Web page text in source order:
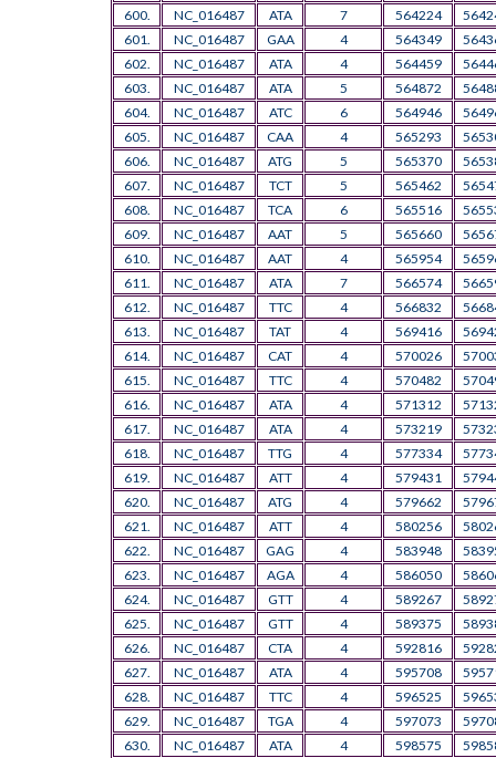
600.
NC_016487 ATA 7 564224
601.
NC_016487 GAA 4 564349
602.
NC_016487 ATA 4 564459
603.
NC_016487 ATA 5 564872
604.
NC_016487 ATC 6 564946
605.
NC_016487 CAA 4 565293
606.
NC_016487 ATG 5 565370
607.
NC_016487 TCT 5 565462
608.
NC_016487 TCA 6 565516
609.
NC_016487 AAT 5 565660
610.
NC_016487 AAT 4 565954
611.
NC_016487 ATA 7 566574
612.
NC_016487 TTC 4 566832
613.
NC_016487 TAT 4 569416
614.
NC_016487 CAT 4 570026
615.
NC_016487 TTC 4 570482
616.
NC_016487 ATA 4 571312
617.
NC_016487 ATA 4 573219
618.
NC_016487 TTG 4 577334
619.
NC_016487 ATT 4 579431
620.
NC_016487 ATG 4 579662
621.
NC_016487 ATT 4 580256
622.
NC_016487 GAG 4 583948
623.
NC_016487 AGA 4 586050
624.
NC_016487 GTT 4 589267
625.
NC_016487 GTT 4 589375
626.
NC_016487 CTA 4 592816
627.
NC_016487 ATA 4 595708
628.
NC_016487 TTC 4 596525
629.
NC_016487 TGA 4 597073
630.
NC_016487 ATA 4 598575